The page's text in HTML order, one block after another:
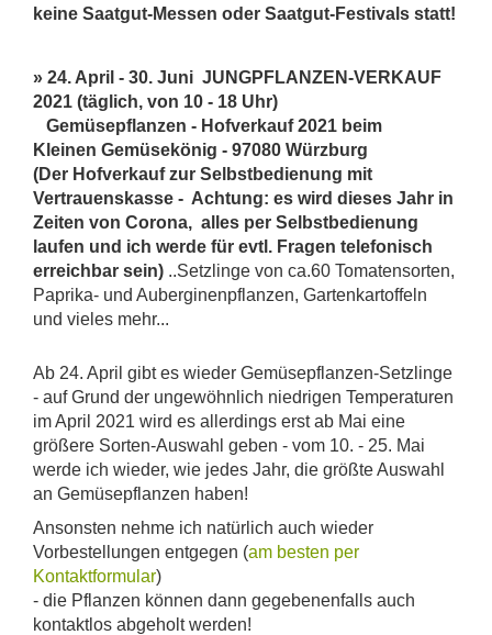
keine Saatgut-Messen oder Saatgut-Festivals statt!
» 24. April - 30. Juni JUNGPFLANZEN-VERKAUF
2021 (täglich, von 10 - 18 Uhr)
Gemüsepflanzen - Hofverkauf 2021 beim
Kleinen Gemüsekönig - 97080 Würzburg
(Der Hofverkauf zur Selbstbedienung mit
Vertrauenskasse - Achtung: es wird dieses Jahr in
Zeiten von Corona, alles per Selbstbedienung
laufen und ich werde für evtl. Fragen telefonisch
erreichbar sein) ..Setzlinge von ca.60 Tomatensorten,
Paprika- und Auberginenpflanzen, Gartenkartoffeln
und vieles mehr...
Ab 24. April gibt es wieder Gemüsepflanzen-Setzlinge
- auf Grund der ungewöhnlich niedrigen Temperaturen
im April 2021 wird es allerdings erst ab Mai eine
größere Sorten-Auswahl geben - vom 10. - 25. Mai
werde ich wieder, wie jedes Jahr, die größte Auswahl
an Gemüsepflanzen haben!
Ansonsten nehme ich natürlich auch wieder
Vorbestellungen entgegen (am besten per
Kontaktformular)
- die Pflanzen können dann gegebenenfalls auch
kontaktlos abgeholt werden!